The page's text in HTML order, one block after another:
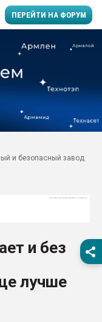
ПЕРЕЙТИ НА ФОРУМ
Вакуум-формовочные
28.07.2026
Всё, что касается
вакуумного
Продам отходы
Armaloy PC/ABS-1IM
и безопасный завод
и без
лучше